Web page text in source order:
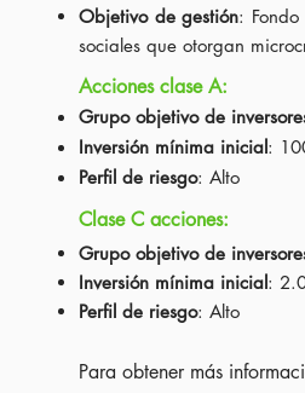
Objetivo de gestión:
sociales que otorgan
Acciones clase A:
Grupo objetivo de
Inversión mínima inicial:
Perfil de riesgo: Alto
Clase C acciones:
Grupo objetivo de
Inversión mínima inicial:
Perfil de riesgo: Alto
Para obtener más